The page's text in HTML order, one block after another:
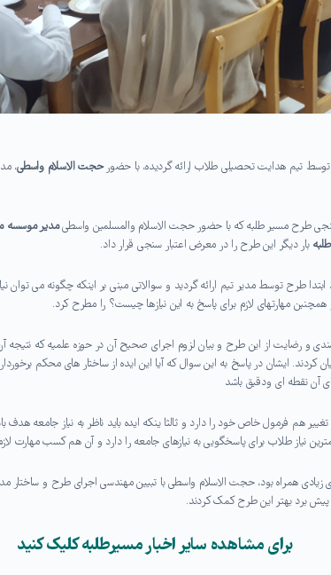
تیم هدایت تحصیلی طلاب ارائه گردیده، با حضورحجت الاسلام واسطی،
طرح مسیر طلبه که با حضور حجت الاسلام والمسلمین واسطیمدیر موسسه
بار دیگر این طرح را در معرض اعتبار سنجی قرار داد.
طرح توسط مدیر تیم ارائه گردید و سوالاتی مبنی بر اینکه چگونه می توان
مهارتهای لازم برای پاسخ به این نیازها چیست؟ را مطرح کرد.
و رضایت از این طرح و بیان لزوم اجرای صحیح آن در حوزه علمیه که نتیجه آن
کردند. ایشان در پاسخ به این سوال که آیا این ایده از ساختار های محکم
نقطه ای ودقیق باشد
تغییر هم فرمول خاص خود را دارد و ثالثا ینکه ایده باید ناظر به نیاز
نیاز طلاب برای پاسخگویی به نیازهای جامعه را دارد و آن هم کسب مهارت
زیادی همراه بود، حجت الاسلام واسطی با تبیین مهندسی اجرای طرح و
پیش برد بهتر این طرح کمک کردند.
برای مشاهده سایر اخبار مسیرطلبه کلیک کنید